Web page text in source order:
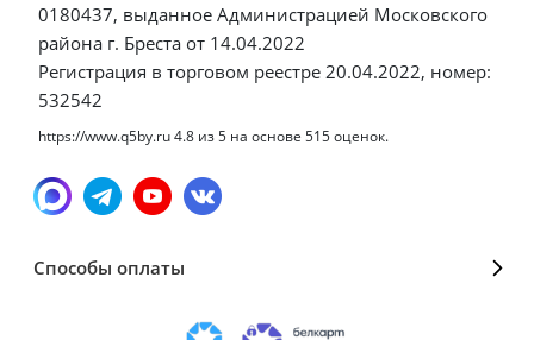
0180437, выданное Администрацией Московского
района г. Бреста от 14.04.2022
Регистрация в торговом реестре 20.04.2022, номер:
532542
https://www.q5by.ru4.8 из5 на основе 515оценок.
Способы оплаты